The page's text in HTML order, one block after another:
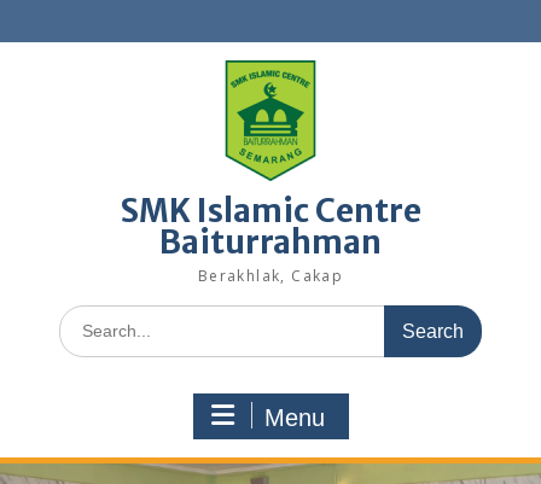
to
SMK Islamic Centre
Baiturrahman
Berakhlak, Cakap
Search
for:
Menu